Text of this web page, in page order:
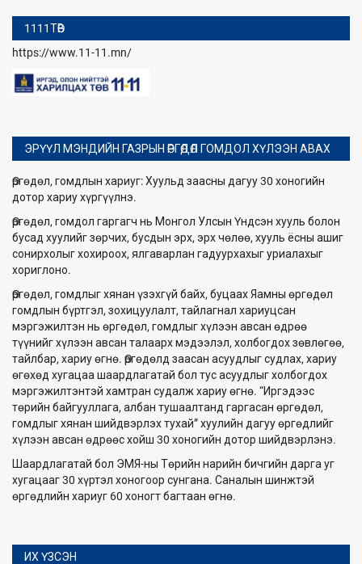
1111ТӨВ
https://www.11-11.mn/
ЭРҮҮЛ МЭНДИЙН ГАЗРЫН ӨРГӨДӨЛ ГОМДОЛ ХҮЛЭЭН АВАХ
Өргөдөл, гомдлын хариуг: Хуульд заасны дагуу 30 хоногийн
дотор хариу хүргүүлнэ.
Өргөдөл, гомдол гаргагч нь Монгол Улсын Үндсэн хууль болон
бусад хуулийг зөрчих, бусдын эрх, эрх чөлөө, хууль ёсны ашиг
сонирхолыг хохироох, ялгаварлан гадуурхахыг уриалахыг
хориглоно.
Өргөдөл, гомдлыг хянан үзэхгүй байх, буцаах Яамны өргөдөл
гомдлын бүртгэл, зохицуулалт, тайлагнал хариуцсан
мэргэжилтэн нь өргөдөл, гомдлыг хүлээн авсан өдрөө
түүнийг хүлээн авсан талаарх мэдээлэл, холбогдох зөвлөгөө,
тайлбар, хариу өгнө. Өргөдөлд заасан асуудлыг судлах, хариу
өгөхөд хугацаа шаардлагатай бол тус асуудлыг холбогдох
мэргэжилтэнтэй хамтран судалж хариу өгнө. “Иргэдээс
төрийн байгууллага, албан тушаалтанд гаргасан өргөдөл,
гомдлыг хянан шийдвэрлэх тухай” хуулийн дагуу өргөдлийг
хүлээн авсан өдрөөс хойш 30 хоногийн дотор шийдвэрлэнэ.
Шаардлагатай бол ЭМЯ-ны Төрийн нарийн бичгийн дарга уг
хугацааг 30 хүртэл хоногоор сунгана. Саналын шинжтэй
өргөдлийн хариуг 60 хоногт багтаан өгнө.
ИХ ҮЗСЭН